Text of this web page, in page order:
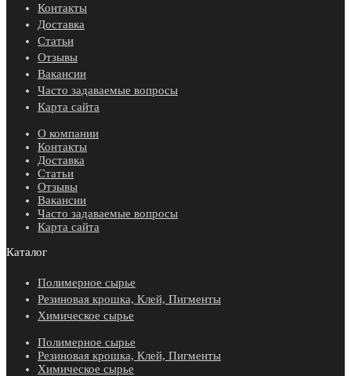
Контакты
Доставка
Статьи
Отзывы
Вакансии
Часто задаваемые вопросы
Карта сайта
О компании
Контакты
Доставка
Статьи
Отзывы
Вакансии
Часто задаваемые вопросы
Карта сайта
Каталог
Полимерное сырье
Резиновая крошка, Клей, Пигменты
Химическое сырье
Полимерное сырье
Резиновая крошка, Клей, Пигменты
Химическое сырье